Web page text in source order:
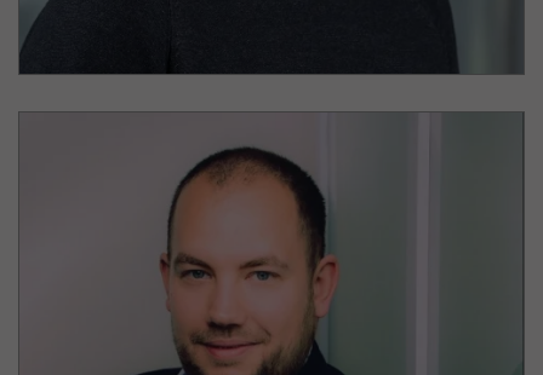
Daniel Koch
Leipziger Oper